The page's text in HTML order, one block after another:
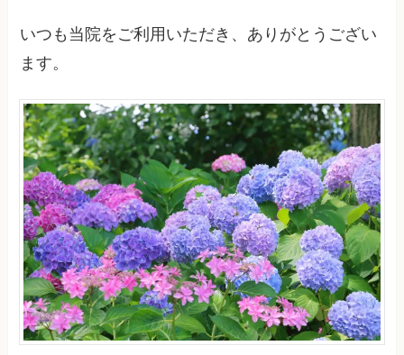
いつも当院をご利用いただき、ありがとうござい
ます。